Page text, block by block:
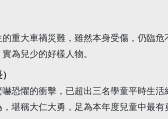
重大車禍災難，雖然本身受傷，仍臨
為兒少的好樣人物。
恐懼的衝擊，已超出三名學童平時生
堪稱大仁大勇，足為本年度兒童中最有